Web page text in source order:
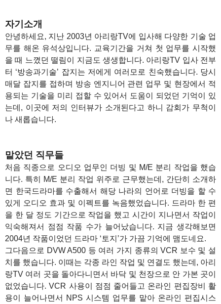
자기소개
안녕하세요, 지난 2003년 아리랑TV에 입사해 다양한 기술 업
무를 해온 유석상입니다. 교육기간을 거쳐 첫 업무를 시작했
을 때 느꼈던 떨림이 지금도 생생합니다. 아리랑TV 입사 전부
터 ‘방송과기술’ 잡지는 저에게 여러모로 친숙했습니다. 당시
매달 잡지를 접하며 방송 엔지니어 관련 업무 및 현장에서 적
용되는 기술을 미리 접할 수 있어서 도움이 되었던 기억이 있
는데, 이곳에 저의 인터뷰가 소개된다고 하니 감회가 무척이
나 새롭습니다.
맡았던 직무들
처음 직종으로 오디오 업무인 더빙 및 M/E 분리 작업을 했습
니다. 특히 M/E 분리 작업 위주로 근무했는데, 간단히 소개하
면 한국드라마를 수출해서 해당 나라의 언어로 더빙을 할 수
있게 오디오 효과 및 이펙트를 녹음했었습니다. 드라마 한 편
을 한 달 정도 기간으로 작업을 했고 시간이 지나면서 작업이
익숙해져서 점점 작품 수가 늘어났습니다. 지금 생각해보면
2004년 작품이었던 드라마 ‘토지’가 가끔 기억에 맴도네요.
그다음으로 DVW A500 등 여러 가지 종류의 VCR 보수 및 설
치를 했습니다. 이때는 각종 라인 작업 및 연결도 했는데, 아리
랑TV 여러 곳을 돌아다니면서 바닥 및 천장으로 안 가본 곳이
없었습니다. VCR 사용이 점점 줄어들고 온라인 편집장비 활
용이 늘어나면서 NPS 시스템 업무를 맡아 온라인 편집시스